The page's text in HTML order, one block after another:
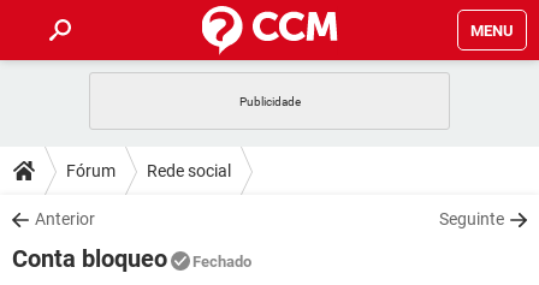
MENU
CELULAR
OUTLOOK
INSTAGRAM
DICAS
JOGOS
DOWNLOADS
JOGOS
Fórum Rede social
Anterior Seguinte
Conta bloqueo Fechado